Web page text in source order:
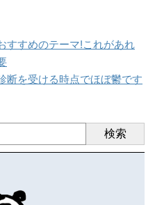
すすめのテーマ!これがあれ
断を受ける時点でほぼ鬱です
検索